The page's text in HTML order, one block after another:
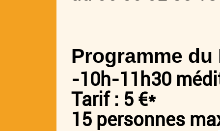
Programme du
-10h-11h30
Tarif : 5 €*
15 personnes